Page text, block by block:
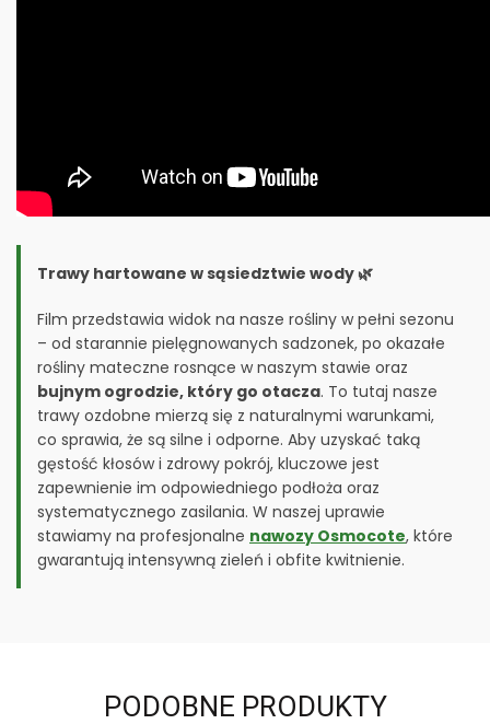
Trawy hartowane w sąsiedztwie wody 🌿
Film przedstawia widok na nasze rośliny w pełni sezonu
– od starannie pielęgnowanych sadzonek, po okazałe
rośliny mateczne rosnące w naszym stawie oraz
bujnym ogrodzie, który go otacza. To tutaj nasze
trawy ozdobne mierzą się z naturalnymi warunkami,
co sprawia, że są silne i odporne. Aby uzyskać taką
gęstość kłosów i zdrowy pokrój, kluczowe jest
zapewnienie im odpowiedniego podłoża oraz
systematycznego zasilania. W naszej uprawie
stawiamy na profesjonalne nawozy Osmocote, które
gwarantują intensywną zieleń i obfite kwitnienie.
PODOBNE PRODUKTY